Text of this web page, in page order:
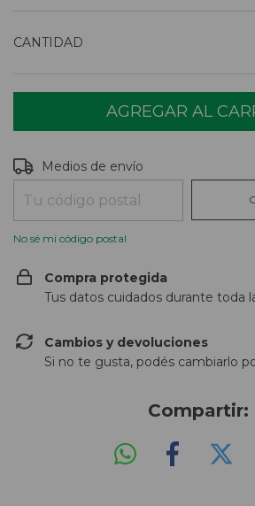
CANTIDAD
Entregas para el CP:
Medios de envío
No sé mi código postal
Compra protegida
Tus datos cuidados durante toda
Cambios y devoluciones
Si no te gusta, podés cambiarlo
Compartir: